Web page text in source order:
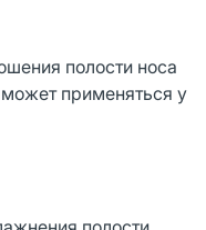
полости носа
применяться у